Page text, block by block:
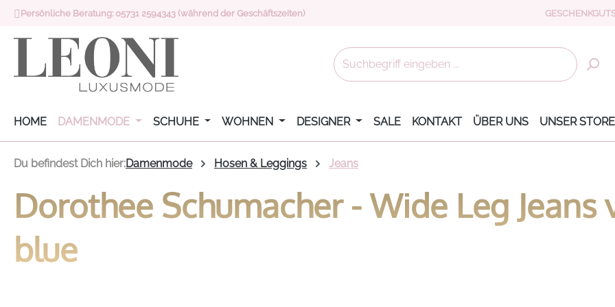
Hauptinhalt springen
Zur Suche springen
Zur Hauptnavigation springen
Persönliche Beratung: 05731 2594343 (während der Geschäftszeiten)
HOME DAMENMODE SCHUHE WOHNEN DESIGNER SALE KONTAKT ÜBER UNS UNSER STORE
Du befindest Dich hier:Damenmode Hosen & Leggings Jeans
Dorothee Schumacher - Wide Leg Jeans
blue